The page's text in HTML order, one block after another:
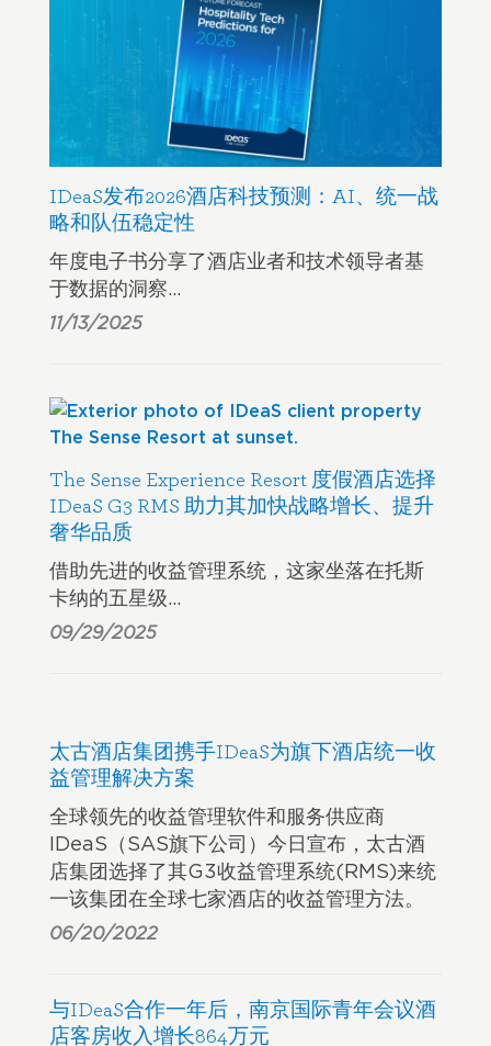
IDeaS发布2026酒店科技预测：AI、统一战
略和队伍稳定性
年度电子书分享了酒店业者和技术领导者基
于数据的洞察…
11/13/2025
The Sense Experience Resort 度假酒店选择
IDeaS G3 RMS 助力其加快战略增长、提升
奢华品质
借助先进的收益管理系统，这家坐落在托斯
卡纳的五星级…
09/29/2025
太古酒店集团携手IDeaS为旗下酒店统一收
益管理解决方案
全球领先的收益管理软件和服务供应商
IDeaS（SAS旗下公司）今日宣布，太古酒
店集团选择了其G3收益管理系统(RMS)来统
一该集团在全球七家酒店的收益管理方法。
06/20/2022
与IDeaS合作一年后，南京国际青年会议酒
店客房收入增长864万元